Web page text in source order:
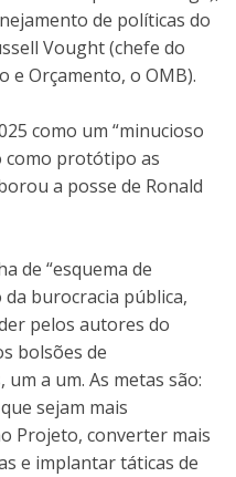
de políticas do
Vought (chefe do
e Orçamento, o OMB).
como um “minucioso
como protótipo as
a posse de Ronald
de “esquema de
burocracia pública,
pelos autores do
bolsões de
a um. As metas são:
sejam mais
Projeto, converter mais
e implantar táticas de